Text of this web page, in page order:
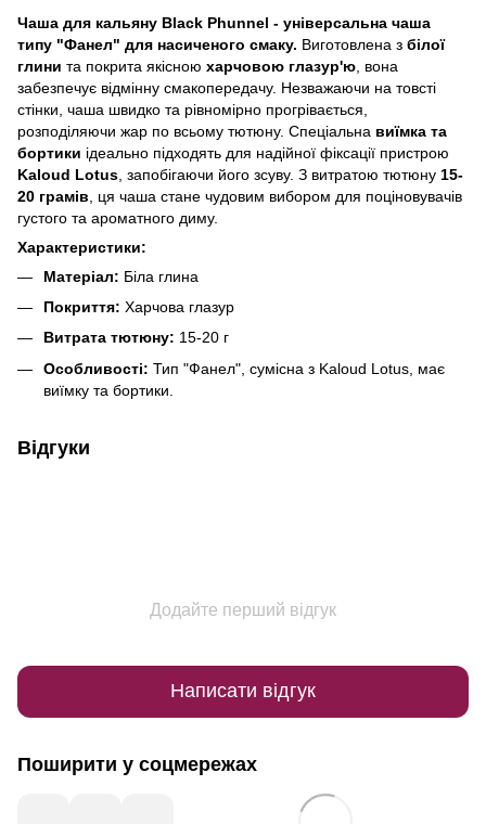
Чаша для кальяну Black Phunnel - універсальна чаша
типу "Фанел" для насиченого смаку. Виготовлена з білої
глини та покрита якісною харчовою глазур'ю , вона
забезпечує відмінну смакопередачу. Незважаючи на товсті
стінки, чаша швидко та рівномірно прогрівається,
розподіляючи жар по всьому тютюну. Спеціальна виїмка та
бортики ідеально підходять для надійної фіксації пристрою
Kaloud Lotus , запобігаючи його зсуву. З витратою тютюну 15-
20 грамів , ця чаша стане чудовим вибором для поціновувачів
густого та ароматного диму.
Характеристики:
Матеріал: Біла глина
Покриття: Харчова глазур
Витрата тютюну: 15-20 г
Особливості: Тип "Фанел", сумісна з Kaloud Lotus, має
виїмку та бортики.
Відгуки
Додайте перший відгук
Написати відгук
Поширити у соцмережах